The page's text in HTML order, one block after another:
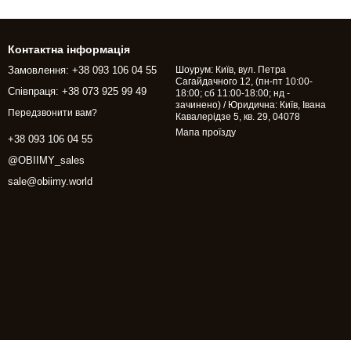
Контактна інформація
Замовлення: +38 093 106 04 55
Співпраця: +38 073 925 99 49
Передзвонити вам?
+38 093 106 04 55
@OBIIMY_sales
sale@obiimy.world
Шоурум: Київ, вул. Петра
Сагайдачного 12, (пн-пт 10:00-
18:00; сб 11:00-18:00; нд -
зачинено) / Юридична: Київ, Івана
Кавалерідзе 5, кв. 29, 04078
Мапа проїзду